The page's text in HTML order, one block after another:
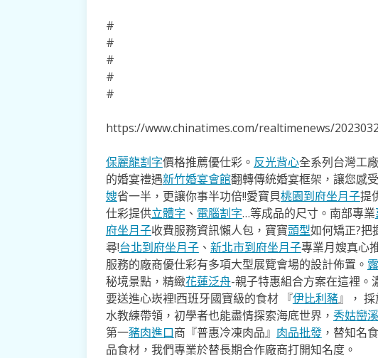
#
#
#
#
#
https://www.chinatimes.com/realtimenews/
保麗龍割字價格推薦優仕彩。 反光背心全系列台灣工
的婚宴禮遇新竹婚宴會館翻轉傳統婚宴框架，讓您感
嫂省一半，更讓你事半功倍!!愛寶貝桃園到府坐月子提
仕彩提供立體字 、 電腦割字…等成品的尺寸。南部專業
府坐月子收費服務資訊懶人包，寶寶頭型如何矯正?把
尋!台北到府坐月子、 新北市到府坐月子專業月嫂真心
服務的廠商優仕彩有多項大型展覽會場的設計佈置。
秘境景點，精緻花蓮泛舟-親子特惠組合方案在這裡。
要送進心崁裡!西班牙國寶級的食材 『伊比利豬』， 採
水教練帶領，初學者也能盡情探索海底世界， 秀姑巒溪
第一豬肉進口商『普惠冷凍肉品』 肉品批發，替知名
品食材，我們專業於替長期合作廠商打開知名度。